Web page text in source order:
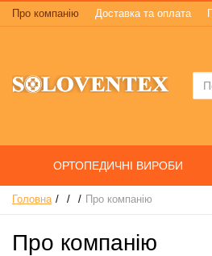
Про компанію Доставка та оплата
ОРТОПЕДИЧНІ ВИРОБИ
Головна Про компанію
Про компанію